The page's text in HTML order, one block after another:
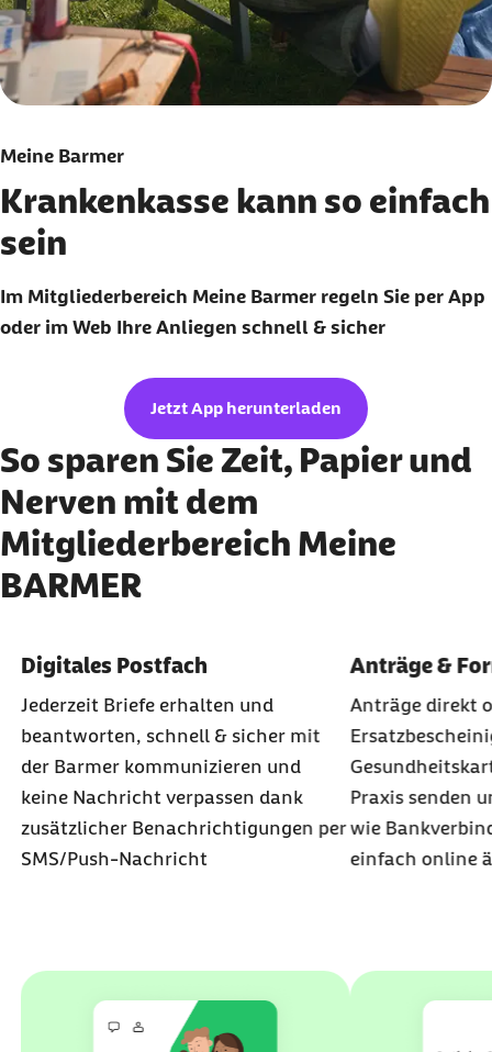
Meine Barmer
Krankenkasse kann so einfach
sein
Im Mitgliederbereich Meine Barmer regeln Sie per App
oder im Web Ihre Anliegen schnell & sicher
Jetzt App herunterladen
So sparen Sie Zeit, Papier und
Nerven mit dem
Mitgliederbereich Meine
BARMER
Karussell mit 5 Elementen
Element 1 von 5
Digitales Postfach
Jederzeit Briefe erhalten und
beantworten, schnell & sicher mit
der Barmer kommunizieren und
keine Nachricht verpassen dank
zusätzlicher Benachrichtigungen per
SMS/Push-Nachricht
Element 2 von 5
Anträge &
Anträge direkt
Praxis senden
wie
einfach online